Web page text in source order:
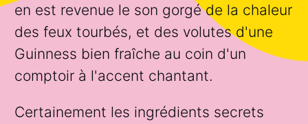
en est revenue le son gorgé de la chaleur
des feux tourbés, et des volutes d'une
Guinness bien fraîche au coin d'un
comptoir à l'accent chantant.
Certainement les ingrédients secrets